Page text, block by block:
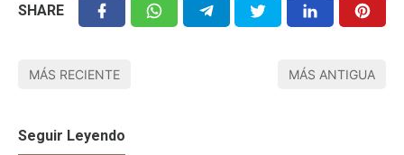
SHARE
MÁS RECIENTE MÁS ANTIGUA
Seguir Leyendo